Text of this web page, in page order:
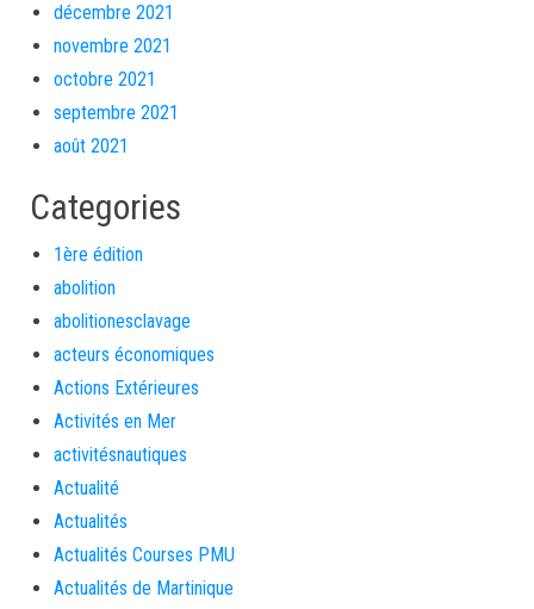
décembre 2021
novembre 2021
octobre 2021
septembre 2021
août 2021
Categories
1ère édition
abolition
abolitionesclavage
acteurs économiques
Actions Extérieures
Activités en Mer
activitésnautiques
Actualité
Actualités
Actualités Courses PMU
Actualités de Martinique